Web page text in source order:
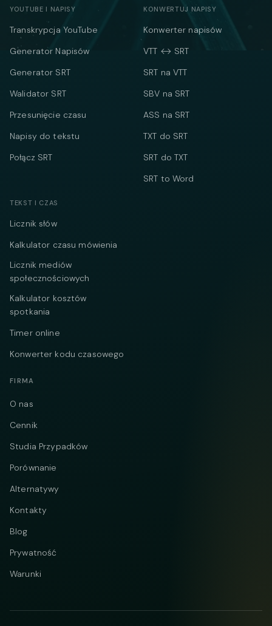
YOUTUBE I NAPISY
Transkrypcja YouTube
Generator Napisów
Generator SRT
Walidator SRT
Przesunięcie czasu
Napisy do tekstu
Połącz SRT
KONWERTUJ NAPISY
Konwerter napisów
VTT ↔ SRT
SRT na VTT
SBV na SRT
ASS na SRT
TXT do SRT
SRT do TXT
SRT to Word
TEKST I CZAS
Licznik słów
Kalkulator czasu mówienia
Licznik mediów
społecznościowych
Kalkulator kosztów
spotkania
Timer online
Konwerter kodu czasowego
FIRMA
O nas
Cennik
Studia Przypadków
Porównanie
Alternatywy
Kontakty
Blog
Prywatność
Warunki